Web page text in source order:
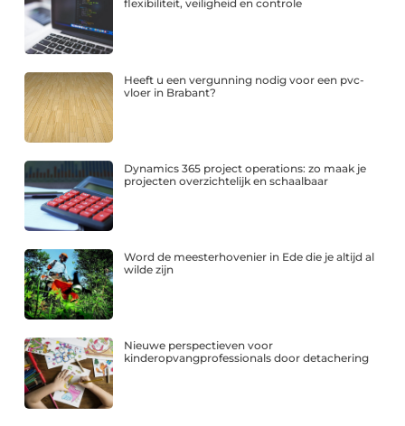
flexibiliteit, veiligheid en controle
Heeft u een vergunning nodig voor een pvc-
vloer in Brabant?
Dynamics 365 project operations: zo maak je
projecten overzichtelijk en schaalbaar
Word de meesterhovenier in Ede die je altijd al
wilde zijn
Nieuwe perspectieven voor
kinderopvangprofessionals door detachering